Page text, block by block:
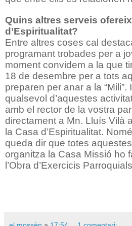
Quins altres serveis
d’Espiritualitat?
Entre altres coses cal
programant trobades per a
moment convidem a la que
18 de desembre per a tots
preparen per anar a la “Mili”.
qualsevol d’aquestes
amb el rector de la vostra
directament a Mn. Lluís Vilà
la Casa d’Espiritualitat.
queda dir que totes
organitza la Casa Missió ho
l’Obra d’Exercicis